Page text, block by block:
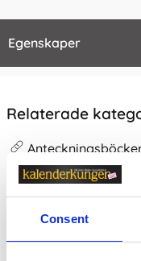
Consent
Egenskaper
Relaterade
nteckningsböcker